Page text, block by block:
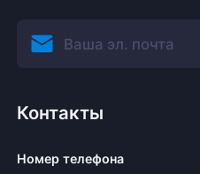
Контакты
Номер телефона